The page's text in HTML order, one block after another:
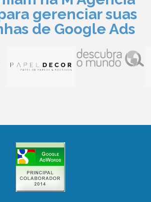
gerenciar suas
de Google Ads